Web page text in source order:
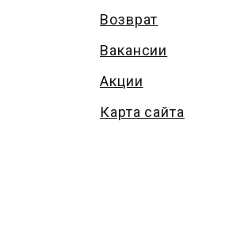
Возврат
Вакансии
Акции
Карта сайта